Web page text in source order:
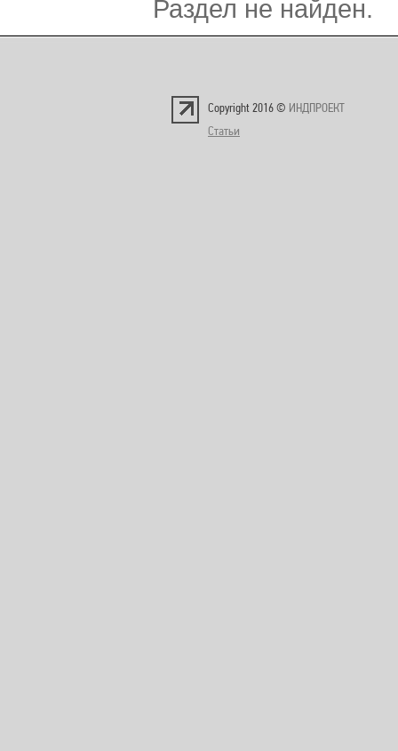
Раздел не найден.
Copyright 2016 © ИНДПРОЕКТ
Статьи